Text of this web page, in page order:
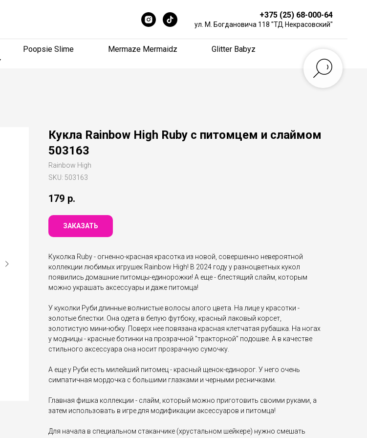
+375 (25) 68-000-64
ул. М. Богдановича 118 "ТД Некрасовский"
Poopsie Slime Mermaze Mermaidz
Glitter Babyz
+375 (25) 68-000-64
ул. М. Богдановича 118 "ТД Некрасовский"
Poopsie Slime Mermaze Mermaidz
Glitter Babyz
Кукла Rainbow High Ruby с питомцем и слаймом
503163
Rainbow High
SKU: 503163
179 р.
ЗАКАЗАТЬ
Куколка Ruby - огненно-красная красотка из новой, совершенно невероятной
коллекции любимых игрушек Rainbow High! В 2024 году у разноцветных кукол
появились домашние питомцы-единорожки! А еще - блестящий слайм, которым
можно украшать аксессуары и даже питомца!
У куколки Руби длинные волнистые волосы алого цвета. На лице у красотки -
золотые блестки. Она одета в белую футбоку, красный лаковый корсет,
золотистую мини-юбку. Поверх нее повязана красная клетчатая рубашка. На ногах
у модницы - красные ботинки на прозрачной "тракторной" подошве. А в качестве
стильного аксессуара она носит прозрачную сумочку.
А еще у Руби есть милейший питомец - красный щенок-единорог. У него очень
симпатичная мордочка с большими глазками и черными ресничками.
Главная фишка коллекции - слайм, который можно приготовить своими руками, а
затем использовать в игре для модификации аксессуаров и питомца!
Для начала в специальном стаканчике (хрустальном шейкере) нужно смешать